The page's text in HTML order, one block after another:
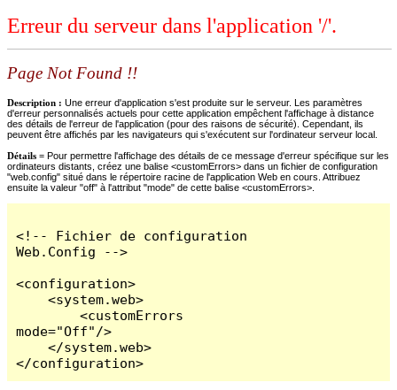
Erreur du serveur dans l'application '/'.
Page Not Found !!
Description : Une erreur d'application s'est produite sur le serveur. Les paramètres
d'erreur personnalisés actuels pour cette application empêchent l'affichage à distance
des détails de l'erreur de l'application (pour des raisons de sécurité). Cependant, ils
peuvent être affichés par les navigateurs qui s'exécutent sur l'ordinateur serveur local.
Détails = Pour permettre l'affichage des détails de ce message d'erreur spécifique sur les
ordinateurs distants, créez une balise <customErrors> dans un fichier de configuration
"web.config" situé dans le répertoire racine de l'application Web en cours. Attribuez
ensuite la valeur "off" à l'attribut "mode" de cette balise <customErrors>.
<!-- Fichier de configuration
Web.Config -->
<configuration>
    <system.web>
        <customErrors
mode="Off"/>
    </system.web>
</configuration>